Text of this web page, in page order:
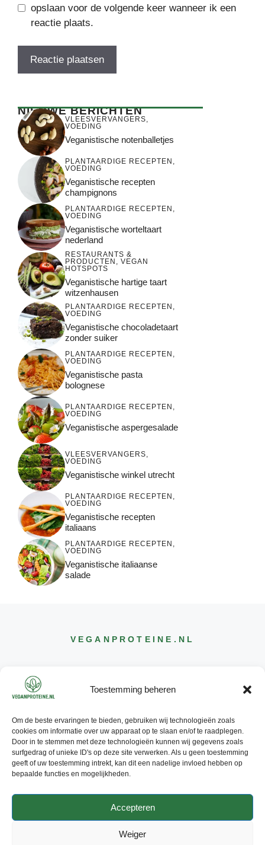
Toestemming beheren
Om de beste ervaringen te bieden, gebruiken wij technologieën zoals
cookies om informatie over uw apparaat op te slaan en/of te raadplegen.
Door in te stemmen met deze technologieën kunnen wij gegevens zoals
surfgedrag of unieke ID's op deze site verwerken. Als u geen toestemming
geeft of uw toestemming intrekt, kan dit een nadelige invloed hebben op
bepaalde functies en mogelijkheden.
Accepteren
Weiger
opslaan voor de volgende keer wanneer ik een
reactie plaats.
NIEUWE BERICHTEN
VLEESVERVANGERS,
VOEDING
Veganistische notenballetjes
PLANTAARDIGE RECEPTEN ,
VOEDING
Veganistische recepten
champignons
PLANTAARDIGE RECEPTEN ,
VOEDING
Veganistische worteltaart
nederland
RESTAURANTS &
PRODUCTEN
VEGAN
HOTSPOTS
Veganistische hartige taart
witzenhausen
PLANTAARDIGE RECEPTEN ,
VOEDING
Veganistische chocoladetaart
zonder suiker
PLANTAARDIGE RECEPTEN ,
VOEDING
Veganistische pasta
bolognese
PLANTAARDIGE RECEPTEN ,
VOEDING
Veganistische aspergesalade
VLEESVERVANGERS,
VOEDING
Veganistische winkel utrecht
PLANTAARDIGE RECEPTEN ,
VOEDING
Veganistische recepten
italiaans
PLANTAARDIGE RECEPTEN ,
VOEDING
Veganistische italiaanse
salade
VEGANPROTEINE .NL
CONTACT
INFO@ VEGANPROTEINE.NL
PRIVACY POLICY